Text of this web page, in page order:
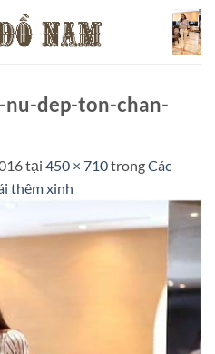
dep-ton-chan-
tại 450 × 710trongCác
thêm xinh